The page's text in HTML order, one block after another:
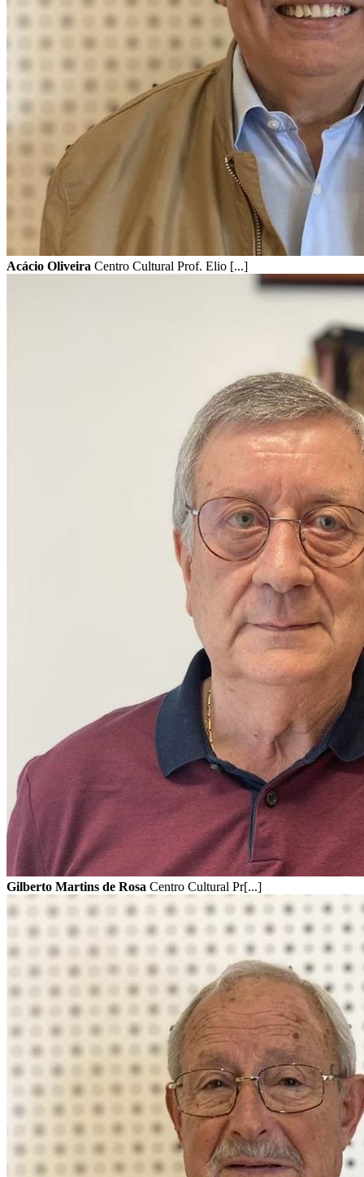
Acácio Oliveira Centro Cultural Prof. Elio [...]
Gilberto Martins de Rosa Centro Cultural Pr[...]